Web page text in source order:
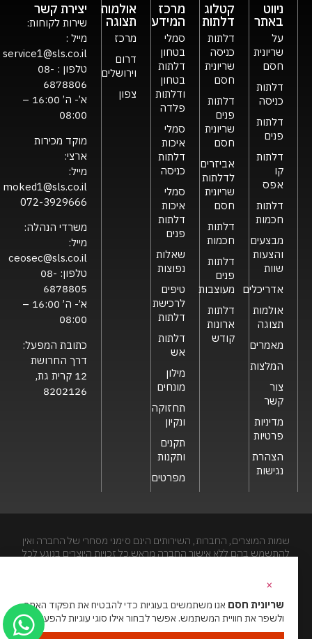
ניווט
באתר
על
שריונית
חסם
דלתות
כניסה
דלתות
פנים
דלתות
קו
אפס
דלתות
חכמות
מבצעים
והצעות
שוות
אדריכלים
אולמות
תצוגה
מאמרים
המלצות
צור
קשר
מדיניות
פרטיות
הצהרת
נגישות
קטלוג
דלתות
דלתות
כניסה
שריונית
חסם
דלתות
פנים
שריונית
חסם
אביזרים
לדלתות
שריונית
חסם
דלתות
חכמות
דלתות
פנים
מעוצבות
דלתות
ארונות
קודש
מרכז
המידע
סמלי
בטחון
דלתות
בטחון
ודלתות
פלדה
סמלי
איכות
דלתות
כניסה
סמלי
איכות
דלתות
פנים
שאלות
נפוצות
טיפים
לרכישת
דלתות
דלתות
אש
מילון
מונחים
תחזוקה
ונקיון
תקנים
ותקנות
מפרטים
אולמות
תצוגה
מרכז
דרום
וירושלים
צפון
יצירת קשר
שירות לקוחות:
מייל :
service1@sls.co.il
טלפון : 08-
6878806
א’- ה’ 16:00 –
08:00
מוקד מכירות
ארצי:
מייל:
moked1@sls.co.il
072-3929666
משרדי הנהלה:
מייל:
ceosec@sls.co.il
טלפון: 08-
6878805
א’- ה’ 16:00 –
08:00
כתובת המפעל:
דרך החרושת
12 קרית גת,
8202126
שמות המוצרים, החברות, השירותים הינם סימני מסחרי של החברה ואין
להתשמש בהם ללא אישור החברה מראש.כל זכויות היוצרים בנוגע לכל
האתר מנוהל ע”י גאו מדיהסוכנות דיגיטל
×
שריונית חסם אנו משתמשים בעוגיות כדי להבטיח את תפקוד האתר
ולשפר את חוויית המשתמש. אפשר לבחור אילו סוגי עוגיות להפעיל.